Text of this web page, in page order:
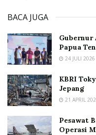
BACA JUGA
Gubernur
Papua
24 JULI 2026
KBRI
Jepang
21 APRIL
Pesawat
Operasi